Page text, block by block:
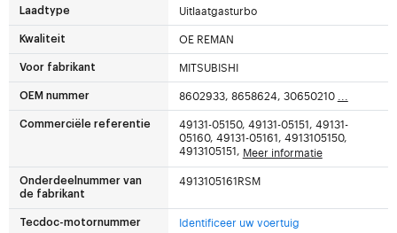
Laadtype Uitlaatgasturbo
Kwaliteit OE REMAN
Voor fabrikant MITSUBISHI
OEM nummer 8602933, 8658624, 30650210 ...
Commerciële referentie
49131-05150, 49131-05151, 49131-
05160, 49131-05161, 4913105150,
4913105151, Meer informatie
Onderdeelnummer van
de fabrikant
4913105161RSM
Tecdoc-motornummer Identificeer uw voertuig